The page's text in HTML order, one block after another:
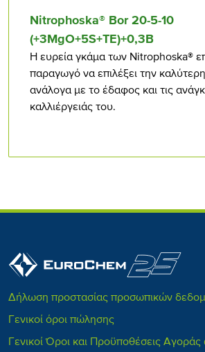
Nitrophoska® Bor 20-5-10
(+3MgO+5S+TE)+0,3B
Η ευρεία γκάμα των Nitrophoska®
παραγωγό να επιλέξει την
ανάλογα με το έδαφος και τις
καλλιέργειάς του.
Δήλωση προστασίας προσωπικών
Γενικοί όροι πώλησης
Γενικοί Όροι και Προϋποθέσεις